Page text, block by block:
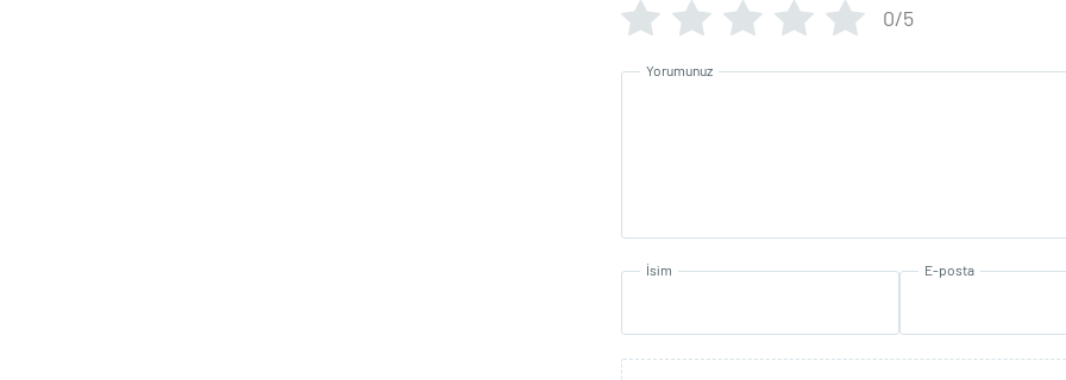
0/5
Yorumunuz
İsim E-posta